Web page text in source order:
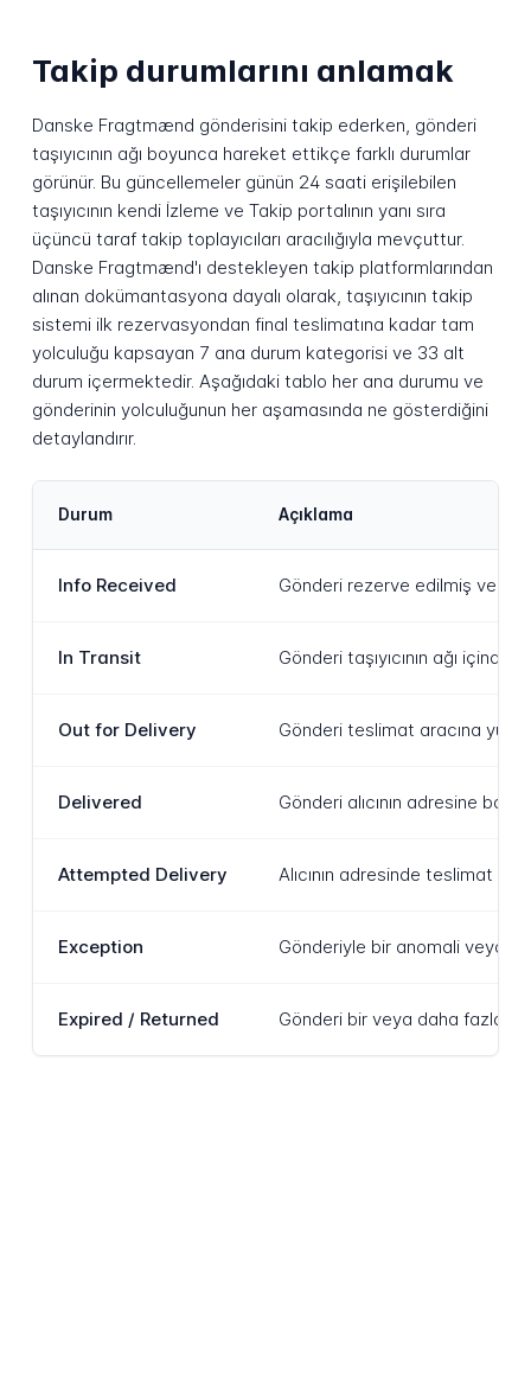
Takip durumlarını anlamak
Danske Fragtmænd gönderisini takip ederken, gönderi
taşıyıcının ağı boyunca hareket ettikçe farklı durumlar
görünür. Bu güncellemeler günün 24 saati erişilebilen
taşıyıcının kendi İzleme ve Takip portalının yanı sıra
üçüncü taraf takip toplayıcıları aracılığıyla mevçuttur.
Danske Fragtmænd'ı destekleyen takip platformlarından
alınan dokümantasyona dayalı olarak, taşıyıcının takip
sistemi ilk rezervasyondan final teslimatına kadar tam
yolculuğu kapsayan 7 ana durum kategorisi ve 33 alt
durum içermektedir. Aşağıdaki tablo her ana durumu ve
gönderinin yolculuğunun her aşamasında ne gösterdiğini
detaylandırır.
Durum Açıklama
Info Received Gönderi rezerve edilmiş ve
In Transit Gönderi taşıyıcının ağı
Out for Delivery Gönderi teslimat aracına
Delivered Gönderi alıcının adresine
Attempted Delivery Alıcının adresinde teslimat
Exception Gönderiyle bir anomali veya
Expired / Returned Gönderi bir veya daha fazla